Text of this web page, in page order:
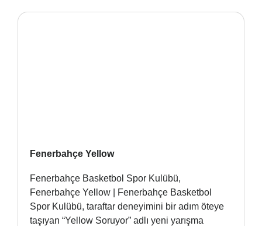
Fenerbahçe Yellow
Fenerbahçe Basketbol Spor Kulübü,
Fenerbahçe Yellow | Fenerbahçe Basketbol
Spor Kulübü, taraftar deneyimini bir adım öteye
taşıyan “Yellow Soruyor” adlı yeni yarışma